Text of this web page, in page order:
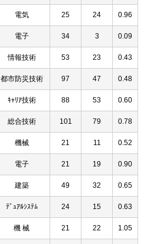
電気 25 24 0.96
電子 34 3 0.09
情報技術 53 23 0.43
都市防災技術 97 47 0.48
ｷｬﾘｱ技術 88 53 0.60
総合技術 101 79 0.78
機械 21 11 0.52
電子 21 19 0.90
建築 49 32 0.65
ﾃﾞｭｱﾙｼｽﾃﾑ 24 15 0.63
機 械 21 22 1.05